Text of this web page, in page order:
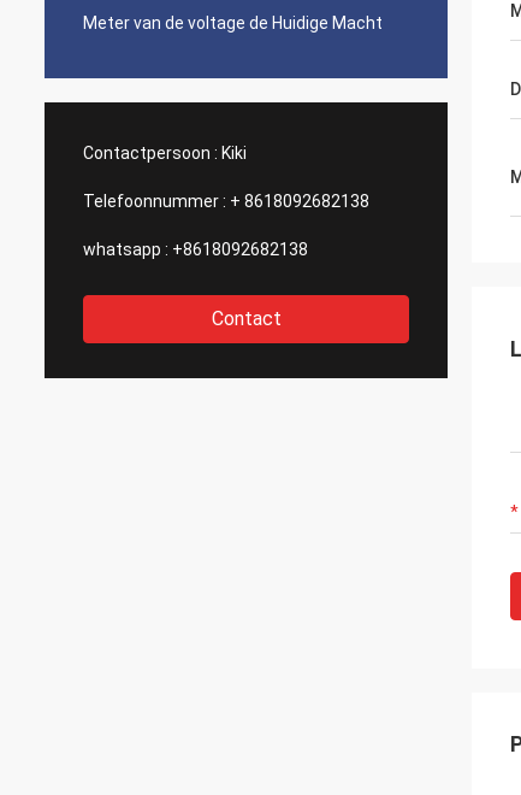
Meter van de voltage de Huidige Macht
Contactpersoon : Kiki
Telefoonnummer : + 8618092682138
whatsapp : +8618092682138
Contact